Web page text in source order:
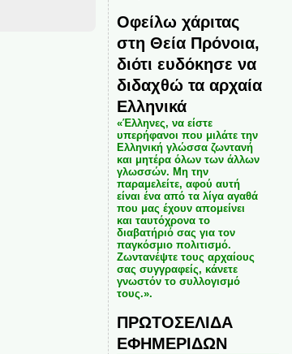
Οφείλω χάριτας
στη Θεία Πρόνοια,
διότι ευδόκησε να
διδαχθώ τα αρχαία
Ελληνικά
«Έλληνες, να είστε
υπερήφανοι που μιλάτε την
Ελληνική γλώσσα ζωντανή
και μητέρα όλων των άλλων
γλωσσών. Μη την
παραμελείτε, αφού αυτή
είναι ένα από τα λίγα αγαθά
που μας έχουν απομείνει
και ταυτόχρονα το
διαβατήριό σας για τον
παγκόσμιο πολιτισμό.
Ζωντανέψτε τους αρχαίους
σας συγγραφείς, κάνετε
γνωστόν το συλλογισμό
τους.».
ΠΡΩΤΟΣΕΛΙΔΑ
ΕΦΗΜΕΡΙΔΩΝ